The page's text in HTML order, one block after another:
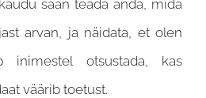
saan teada anda, mida
arvan, ja näidata, et olen
inimestel otsustada, kas
väärib toetust.